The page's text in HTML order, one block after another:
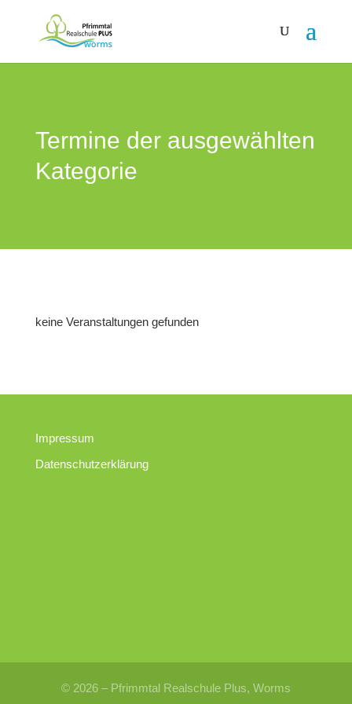
Termine der ausgewählten
Kategorie
keine Veranstaltungen gefunden
Impressum
Datenschutzerklärung
© 2026 – Pfrimmtal Realschule Plus, Worms